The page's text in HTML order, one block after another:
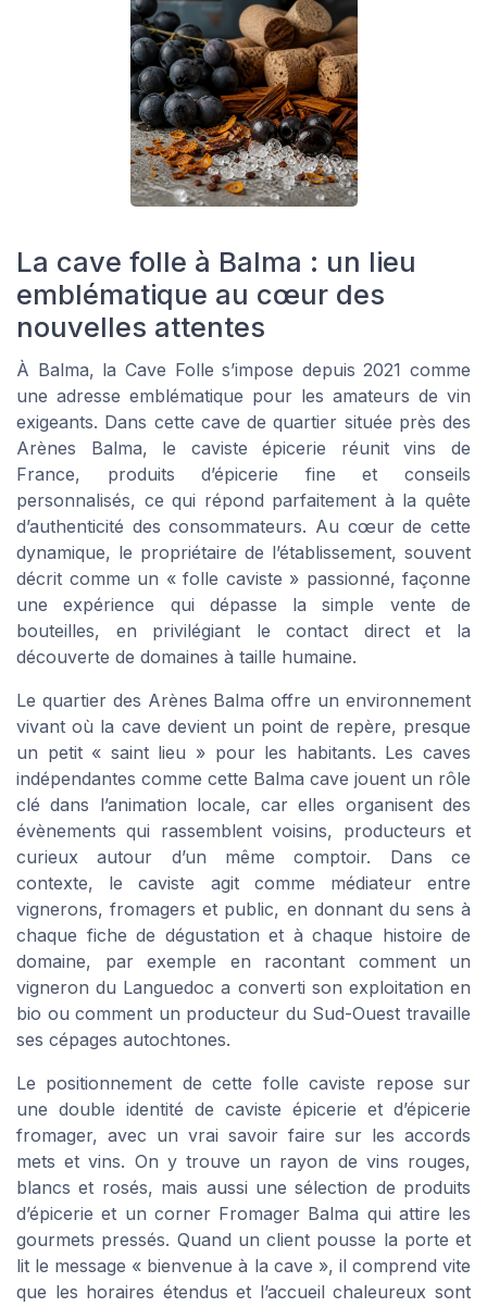
La cave folle à Balma : un lieu
emblématique au cœur des
nouvelles attentes
À Balma, la Cave Folle s’impose depuis 2021 comme
une adresse emblématique pour les amateurs de vin
exigeants. Dans cette cave de quartier située près des
Arènes Balma, le caviste épicerie réunit vins de
France, produits d’épicerie fine et conseils
personnalisés, ce qui répond parfaitement à la quête
d’authenticité des consommateurs. Au cœur de cette
dynamique, le propriétaire de l’établissement, souvent
décrit comme un « folle caviste » passionné, façonne
une expérience qui dépasse la simple vente de
bouteilles, en privilégiant le contact direct et la
découverte de domaines à taille humaine.
Le quartier des Arènes Balma offre un environnement
vivant où la cave devient un point de repère, presque
un petit « saint lieu » pour les habitants. Les caves
indépendantes comme cette Balma cave jouent un rôle
clé dans l’animation locale, car elles organisent des
évènements qui rassemblent voisins, producteurs et
curieux autour d’un même comptoir. Dans ce
contexte, le caviste agit comme médiateur entre
vignerons, fromagers et public, en donnant du sens à
chaque fiche de dégustation et à chaque histoire de
domaine, par exemple en racontant comment un
vigneron du Languedoc a converti son exploitation en
bio ou comment un producteur du Sud-Ouest travaille
ses cépages autochtones.
Le positionnement de cette folle caviste repose sur
une double identité de caviste épicerie et d’épicerie
fromager, avec un vrai savoir faire sur les accords
mets et vins. On y trouve un rayon de vins rouges,
blancs et rosés, mais aussi une sélection de produits
d’épicerie et un corner Fromager Balma qui attire les
gourmets pressés. Quand un client pousse la porte et
lit le message « bienvenue à la cave », il comprend vite
que les horaires étendus et l’accueil chaleureux sont